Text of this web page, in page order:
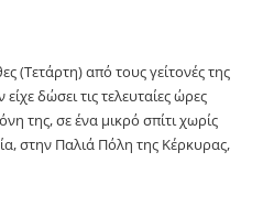
(Τετάρτη) από τους γείτονές της
δώσει τις τελευταίες ώρες
της, σε ένα μικρό σπίτι χωρίς
στην Παλιά Πόλη της Κέρκυρας,